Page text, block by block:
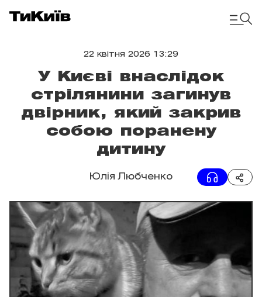
22 квітня 2026 13:29
У Києві внаслідок
стрілянини загинув
двірник, який закрив
собою поранену
дитину
Юлія Любченко